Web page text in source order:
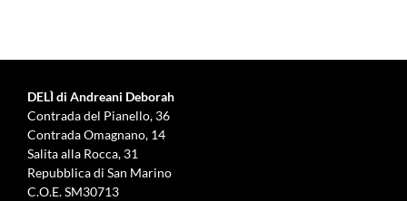
DELÌ di Andreani Deborah
Contrada del Pianello, 36
Contrada Omagnano, 14
Salita alla Rocca, 31
Repubblica di San Marino
C.O.E. SM30713